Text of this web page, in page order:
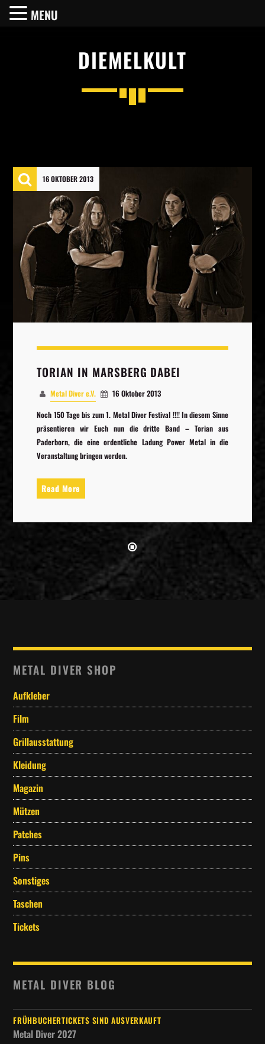
Facebook
Pinterest
Whatsapp
DIEMELKULT
16 OKTOBER 2013
TORIAN IN MARSBERG DABEI
Metal Diver e.V.
16 Oktober 2013
Noch 150 Tage bis zum 1. Metal Diver Festival !!!! In diesem Sinne
präsentieren wir Euch nun die dritte Band – Torian aus
Paderborn, die eine ordentliche Ladung Power Metal in die
Veranstaltung bringen werden.
Read More
METAL DIVER SHOP
Aufkleber
Film
Grillausstattung
Kleidung
Magazin
Mützen
Patches
Pins
Sonstiges
Taschen
Tickets
METAL DIVER BLOG
FRÜHBUCHERTICKETS SIND AUSVERKAUFT
Metal Diver 2027
MENU